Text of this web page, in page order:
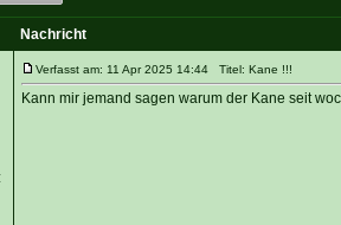
Nachricht
Verfasst am: 11 Apr 2025 14:44 Titel: Kane !!!
Kann mir jemand sagen warum der Kane seit